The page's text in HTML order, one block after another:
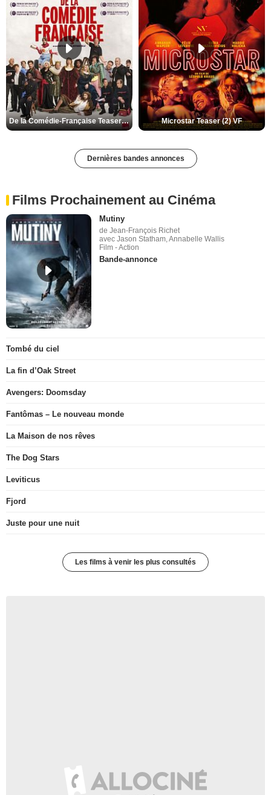
De la Comédie-Française Teaser (3) VF Microstar Teaser (2) VF
Dernières bandes annonces
Films Prochainement au Cinéma
Mutiny
de Jean-François Richet
avec Jason Statham, Annabelle Wallis
Film - Action
Bande-annonce
Tombé du ciel
La fin d’Oak Street
Avengers: Doomsday
Fantômas – Le nouveau monde
La Maison de nos rêves
The Dog Stars
Leviticus
Fjord
Juste pour une nuit
Les films à venir les plus consultés